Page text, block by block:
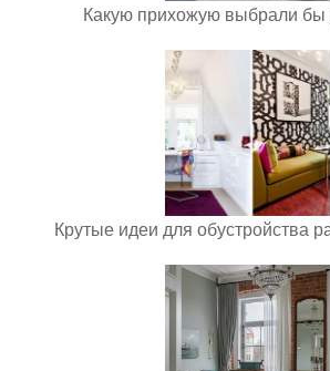
Какую прихожую выбрали бы
Крутые идеи для обустройства